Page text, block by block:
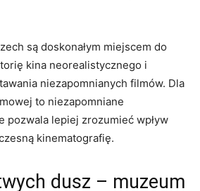
są ‌doskonałym miejscem do
kina neorealistycznego i
‌niezapomnianych filmów. Dla
to niezapomniane‍
​pozwala lepiej zrozumieć wpływ
‍kinematografię.
dusz ⁤– muzeum